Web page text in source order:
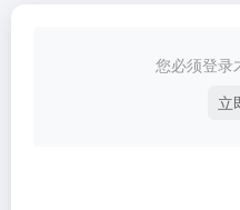
您必须登录
立